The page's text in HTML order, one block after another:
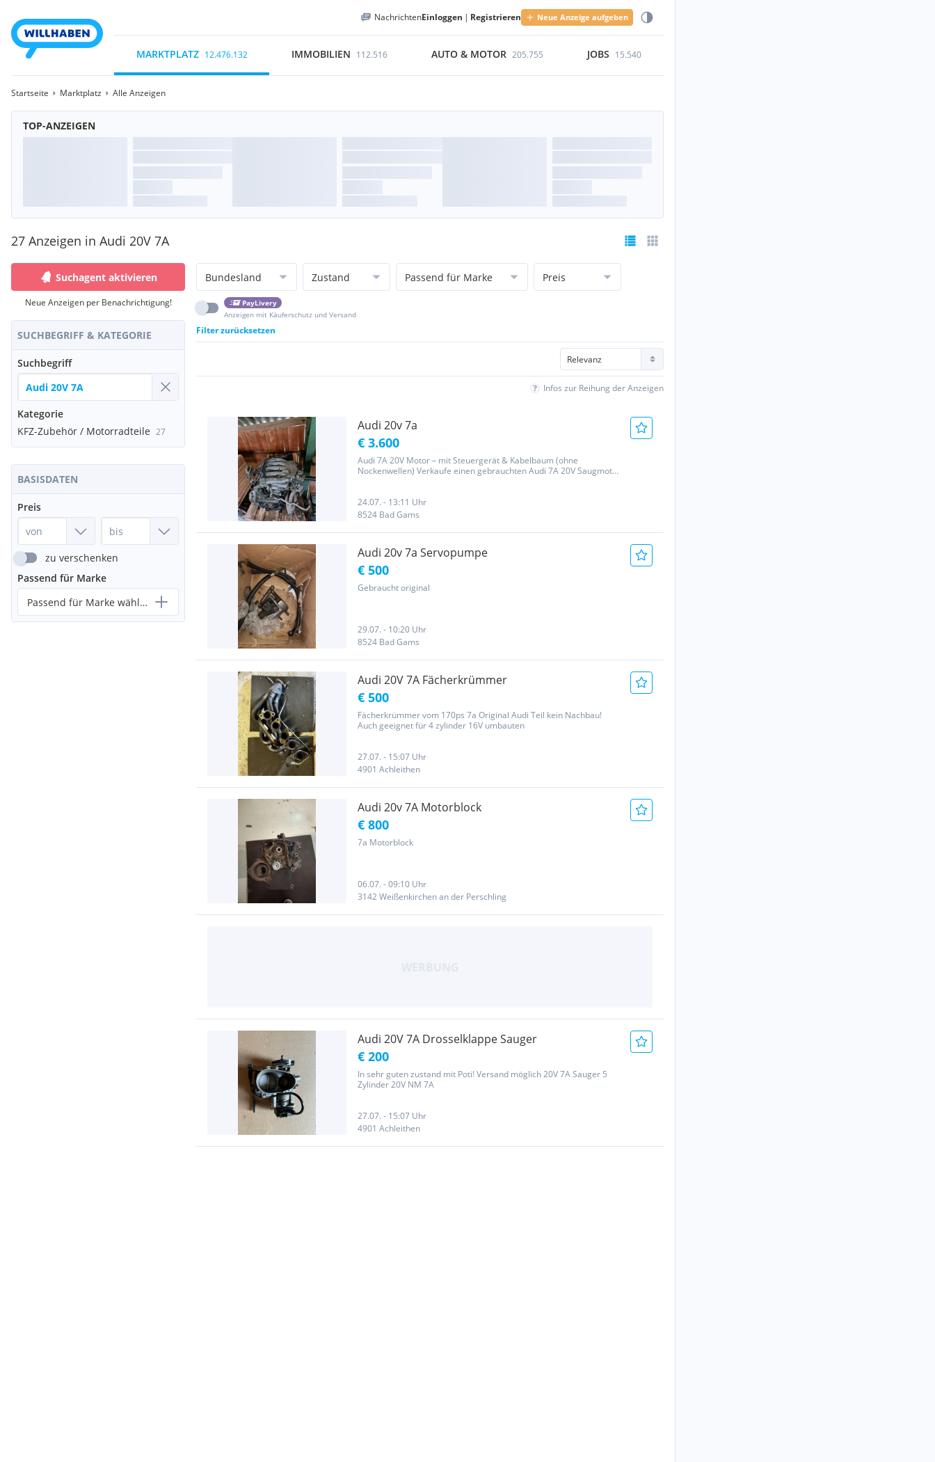
NachrichtenEinloggen | Registrieren Neue Anzeige aufgeben
MARKTPLATZ 12.476.132 IMMOBILIEN 112.516 AUTO & MOTOR 205.755 JOBS 15.540
Startseite Marktplatz Alle Anzeigen
TOP-ANZEIGEN
27 Anzeigen in Audi 20V 7A
Suchagent aktivieren
Neue Anzeigen per Benachrichtigung!
SUCHBEGRIFF & KATEGORIE
Suchbegriff
Kategorie
KFZ-Zubehör / Motorradteile 27
BASISDATEN
Preis
zu verschenken
Passend für Marke
Passend für Marke wählen...
Bundesland Zustand Passend für Marke Preis
PayLivery
Anzeigen mit Käuferschutz und Versand
Filter zurücksetzen
Infos zur Reihung der Anzeigen
Audi 20v 7a
€ 3.600
Audi 7A 20V Motor – mit Steuergerät & Kabelbaum (ohne
Nockenwellen) Verkaufe einen gebrauchten Audi 7A 20V Saugmotor
Anbauteile...
24.07. - 13:11 Uhr
8524 Bad Gams
Audi 20v 7a Servopumpe
€ 500
Gebraucht original
29.07. - 10:20 Uhr
8524 Bad Gams
Audi 20V 7A Fächerkrümmer
€ 500
Fächerkrümmer vom 170ps 7a Original Audi Teil kein Nachbau!
Auch geeignet für 4 zylinder 16V umbauten
27.07. - 15:07 Uhr
4901 Achleithen
Audi 20v 7A Motorblock
€ 800
7a Motorblock
06.07. - 09:10 Uhr
3142 Weißenkirchen an der Perschling
Audi 20V 7A Drosselklappe Sauger
€ 200
In sehr guten zustand mit Poti! Versand möglich 20V 7A Sauger 5
Zylinder 20V NM 7A
27.07. - 15:07 Uhr
4901 Achleithen